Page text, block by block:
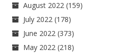
August 2022 (159)
July 2022 (178)
June 2022 (373)
May 2022 (218)